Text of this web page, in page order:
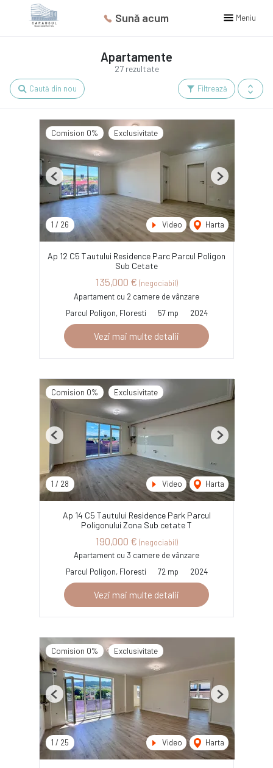
Sună acum Meniu
27 rezultate
Apartamente
Filtrează
Caută din nou
Comision 0% Exclusivitate
1 / 26 Video Harta
Previous Next
Ap 12 C5 Tautului Residence Parc Parcul Poligon
Sub Cetate
135,000 € (negociabil)
Apartament cu 2 camere de vânzare
Parcul Poligon, Floresti
57 mp 2024
Vezi mai multe detalii
Comision 0% Exclusivitate
1 / 28 Video Harta
Previous Next
Ap 14 C5 Tautului Residence Park Parcul
Poligonului Zona Sub cetate T
190,000 € (negociabil)
Apartament cu 3 camere de vânzare
Parcul Poligon, Floresti
72 mp 2024
Vezi mai multe detalii
Comision 0% Exclusivitate
1 / 25 Video Harta
Previous Next